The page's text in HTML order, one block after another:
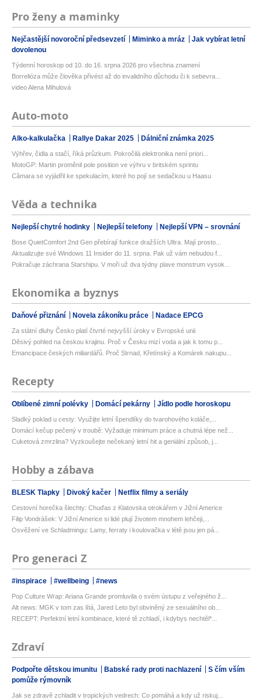
Pro ženy a maminky
Nejčastější novoroční předsevzetí Miminko a mráz
Jak vybírat letní
dovolenou
Týdenní horoskop od 10. do 16. srpna 2026 pro všechna znamení
Borrelióza může člověka přivést až do invalidního důchodu či k sebevra...
video Alena Mihulová
Auto-moto
Alko-kalkulačka Rallye Dakar 2025 Dálniční známka 2025
Výhřev, čidla a stačí, říká průzkum. Pokročilá elektronika není priori...
MotoGP: Martin proměnil pole position ve výhru v britském sprintu
Câmara se vyjádřil ke spekulacím, které ho pojí se sedačkou u Haasu
Věda a technika
Nejlepší chytré hodinky Nejlepší telefony Nejlepší VPN – srovnání
Bose QuietComfort 2nd Gen přebírají funkce dražších Ultra. Mají prosto...
Aktualizujte své Windows 11 Insider do 11. srpna. Pak už vám nebudou f...
Pokračuje záchrana Starshipu. V moři už dva týdny plave monstrum vysok...
Ekonomika a byznys
Daňové přiznání Novela zákoníku práce Nadace EPCG
Za státní dluhy Česko platí čtvrté nejvyšší úroky v Evropské unii
Děsivý pohled na českou krajinu. Proč v Česku mizí voda a jak k tomu p...
Emancipace českých miliardářů. Proč Strnad, Křetínský a Komárek nakupu...
Recepty
Oblíbené zimní polévky Domácí pekárny Jídlo podle horoskopu
Sladký poklad u cesty: Využijte letní špendlíky do tvarohového koláče,...
Domácí kečup pečený v troubě: Vyžaduje minimum práce a chutná lépe než...
Cuketová zmrzlina? Vyzkoušejte nečekaný letní hit a geniální způsob, j...
Hobby a zábava
BLESK Tlapky Divoký kačer Netflix filmy a seriály
Cestovní horečka šlechty: Chuďas z Klatovska otrokářem v Jižní Americe
Filip Vondrášek: V Jižní Americe si lidé plují životem mnohem lehčeji,...
Osvěžení ve Schladmingu: Lamy, ferraty i koulovačka v létě jsou jen pá...
Pro generaci Z
#inspirace #wellbeing #news
Pop Culture Wrap: Ariana Grande promluvila o svém ústupu z veřejného ž...
Alt news: MGK v tom zas lítá, Jared Leto byl obviněný ze sexuálního ob...
RECEPT: Perfektní letní kombinace, které tě zchladí, i kdybys nechtěl*...
Zdraví
Podpořte dětskou imunitu Babské rady proti nachlazení
S čím vším
pomůže rýmovník
Jak se zdravě zchladit v tropických vedrech: Co pomáhá a kdy už riskuj...